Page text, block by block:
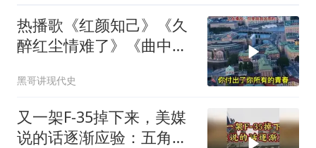
热播歌《红颜知己》《久
醉红尘情难了》《曲中
人》
黑哥讲现代史
又一架F-35掉下来，美媒
说的话逐渐应验：五角大